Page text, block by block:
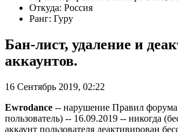
Откуда: Россия
Ранг: Гуру
Бан-лист, удаление и
аккаунтов.
16 Сентябрь 2019, 02:22
Ewrodance -- нарушение Правил
пользователь) -- 16.09.2019 -- никогда
аккаунт пользователя деактивирован